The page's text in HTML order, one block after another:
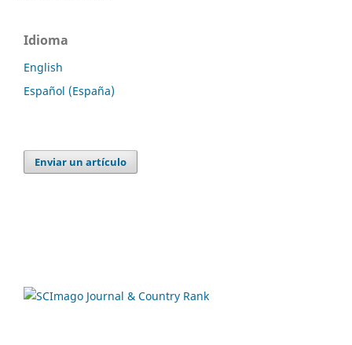
Idioma
English
Español (España)
Enviar un artículo